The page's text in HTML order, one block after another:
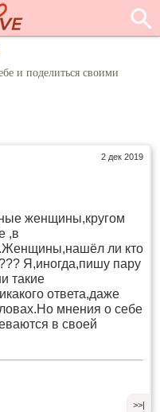
и поделиться своими
2 дек 2019
женщины,кругом
,в
ли кто
Я,иногда,пишу пару
такие
ответа,даже
мнения о себе
в своей
>>|